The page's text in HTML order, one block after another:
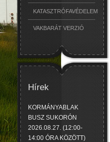
KATASZTRÓFAVÉDELEM
VAKBARÁT VERZIÓ
Hírek
KORMÁNYABLAK
BUSZ SUKORÓN
2026.08.27. (12:00-
14:00 ÓRA KÖZÖTT)